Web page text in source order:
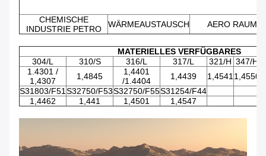
CHEMISCHE
INDUSTRIE PETRO
WÄRMEAUSTAUSCH AERO RAUM
MATERIELLES VERFÜGBARES
304/L
310/S 316/L 317/L 321/H 347/H
1.4301 /
1,4307
1,4845
1,4401
/1.4404
1,4439 1,45411,4550
S31803/F51S32750/F53S32750/F55S31254/F44
1,4462
1,441 1,4501 1,4547